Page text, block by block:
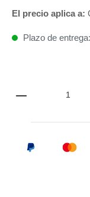
El precio aplica a:
Plazo de